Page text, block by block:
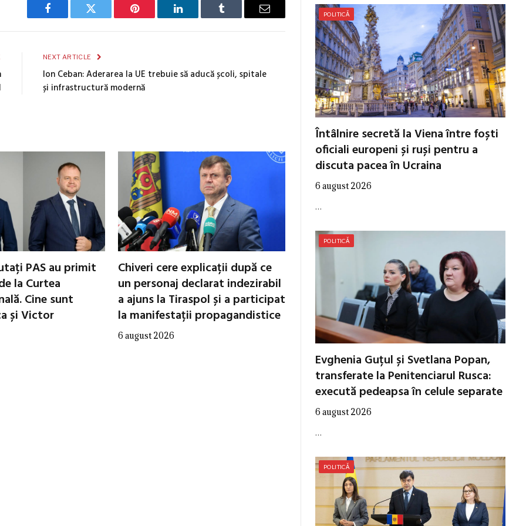
Facebook Twitter Pinterest LinkedIn Tumblr Email
NEXT ARTICLE
Ion Ceban: Aderarea la UE trebuie să aducă școli, spitale
și infrastructură modernă
PAS au primit
la Curtea
Cine sunt
și Victor
Chiveri cere explicații după ce
un personaj declarat indezirabil
a ajuns la Tiraspol și a participat
la manifestații propagandistice
6 august 2026
POLITICĂ
Întâlnire secretă la Viena între foști
oficiali europeni și ruși pentru a
discuta pacea în Ucraina
6 august 2026
…
POLITICĂ
Evghenia Guțul și Svetlana Popan,
transferate la Penitenciarul Rusca:
execută pedeapsa în celule separate
6 august 2026
…
POLITICĂ